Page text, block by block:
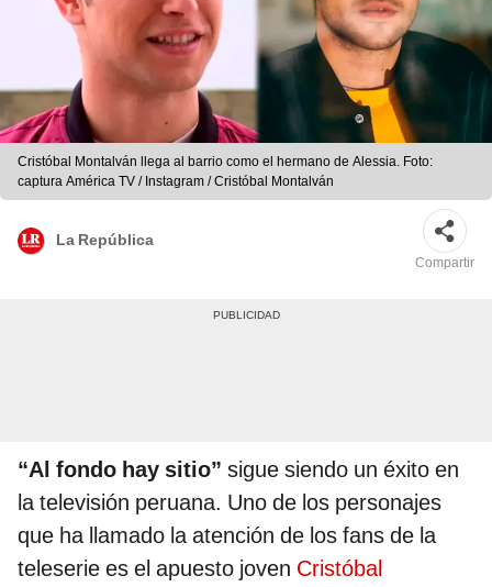
Cristóbal Montalván llega al barrio como el hermano de Alessia. Foto:
captura América TV / Instagram / Cristóbal Montalván
La República
Compartir
“Al fondo hay sitio” sigue siendo un éxito en
la televisión peruana. Uno de los personajes
que ha llamado la atención de los fans de la
teleserie es el apuesto joven Cristóbal